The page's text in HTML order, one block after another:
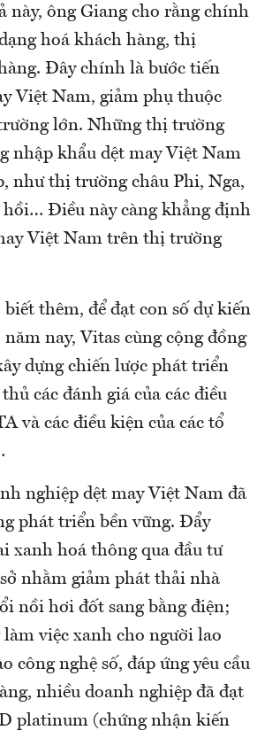
này, ông Giang cho rằng chính
hoá khách hàng, thị
Đây chính là bước tiến
Việt Nam, giảm phụ thuộc
lớn. Những thị trường
nhập khẩu dệt may Việt Nam
như thị trường châu Phi, Nga,
Điều này càng khẳng định
Việt Nam trên thị trường
thêm, để đạt con số dự kiến
nay, Vitas cùng cộng đồng
dựng chiến lược phát triển
các đánh giá của các điều
và các điều kiện của các tổ
nghiệp dệt may Việt Nam đã
phát triển bền vững. Đẩy
xanh hoá thông qua đầu tư
nhằm giảm phát thải nhà
nồi hơi đốt sang bằng điện;
việc xanh cho người lao
công nghệ số, đáp ứng yêu cầu
nhiều doanh nghiệp đã đạt
platinum (chứng nhận kiến